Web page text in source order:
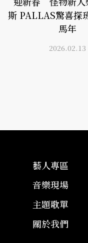
斯 PALLAS驚喜
馬年
2026.02.13
藝人專區
音樂現場
主題歌單
關於我們